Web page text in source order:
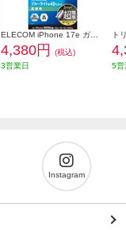
4,380円
(税込)
3営業日
5営
Instagram